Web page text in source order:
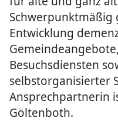
Schwerpunktmäßig
Entwicklung
Besuchsdiensten
selbstorganisierter
Ansprechpartnerin
Göltenboth.